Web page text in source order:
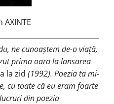
AXINTE
ne cunoaștem de-o viață,
prima oara la lansarea
la zid (1992). Poezia ta mi-
cu toate că eu eram foarte
din poezia